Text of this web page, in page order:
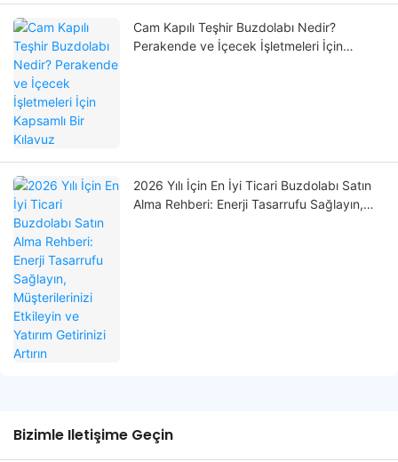
Cam Kapılı Teşhir Buzdolabı Nedir?
Perakende ve İçecek İşletmeleri İçin
2026 Yılı İçin En İyi Ticari Buzdolabı Satın
Alma Rehberi: Enerji Tasarrufu Sağlayın,
Bizimle Iletişime Geçin